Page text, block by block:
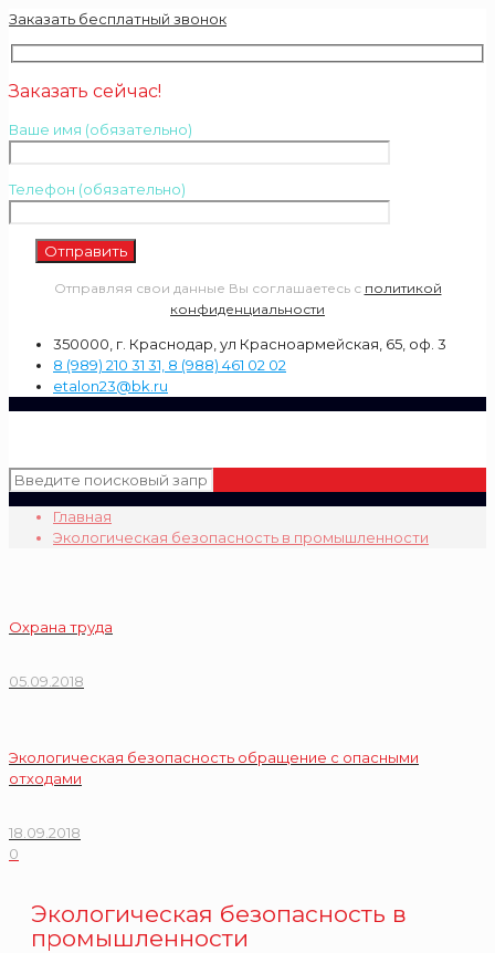
Заказать бесплатный звонок
Заказать сейчас!
Ваше имя (обязательно)
Телефон (обязательно)
Отправляя свои данные Вы соглашаетесь с политикой
конфиденциальности
350000, г. Краснодар, ул Красноармейская, 65, оф. 3
8 (989) 210 31 31, 8 (988) 461 02 02
etalon23@bk.ru
Главная
Экологическая безопасность в промышленности
Охрана труда
05.09.2018
Экологическая безопасность обращение с опасными
отходами
18.09.2018
0
Экологическая безопасность в
промышленности